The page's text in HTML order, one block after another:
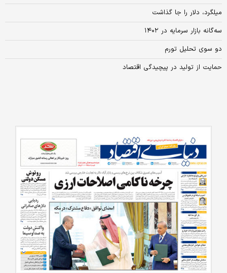
میلگرد، دلار را جا گذاشت
سه‏‏‌گانه بازار سرمایه در ۱۴۰۲
دو سوی تحلیل تورم
حمایت از تولید در پیچیدگی اقتصاد